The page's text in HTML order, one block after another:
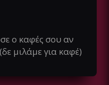
ο καφές σου αν
μιλάμε για καφέ)